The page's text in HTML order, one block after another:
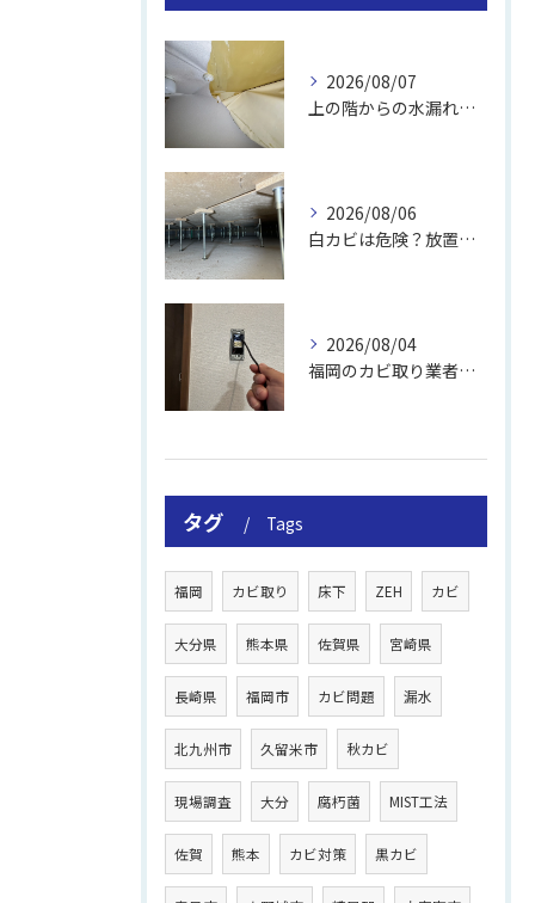
2026/08/07
上の階からの水漏れでカビ｜対処法と業者
2026/08/06
白カビは危険？放置のリスクと取り方
2026/08/04
福岡のカビ取り業者おすすめの選び方と費用
タグ Tags
福岡 カビ取り 床下 ZEH カビ
大分県 熊本県 佐賀県 宮崎県
長崎県 福岡市 カビ問題 漏水
北九州市 久留米市 秋カビ
現場調査 大分 腐朽菌 MIST工法
佐賀 熊本 カビ対策 黒カビ